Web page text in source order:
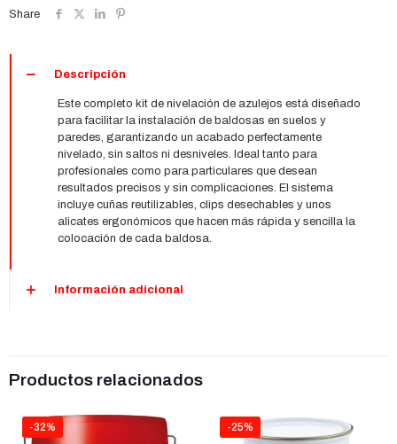
Reutilizables
Share
Descripción
Este completo kit de nivelación de azulejos está diseñado
para facilitar la instalación de baldosas en suelos y
paredes, garantizando un acabado perfectamente
nivelado, sin saltos ni desniveles. Ideal tanto para
profesionales como para particulares que desean
resultados precisos y sin complicaciones. El sistema
incluye cuñas reutilizables, clips desechables y unos
alicates ergonómicos que hacen más rápida y sencilla la
colocación de cada baldosa.
Información adicional
Productos relacionados
-32% -25%